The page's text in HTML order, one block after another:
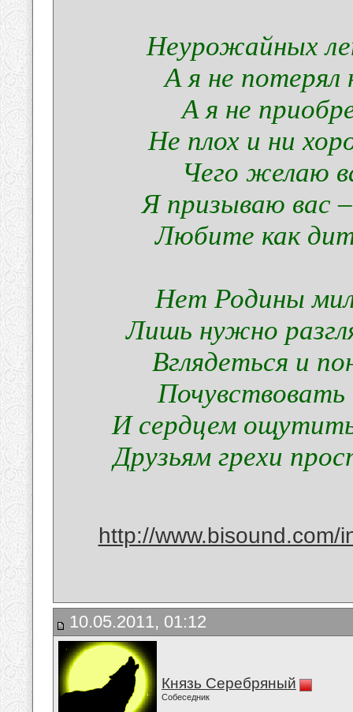
Неурожайных
А я не потерял
А я не
Не плох и ни
Чего желаю
Я призываю вас
Любите как
Нет Родины
Лишь нужно
Вглядеться и
Почувствовать
И сердцем
Друзьям грехи
http://www.bisound.com/
10.05.2011, 01:12
Князь Серебряный
Собеседник